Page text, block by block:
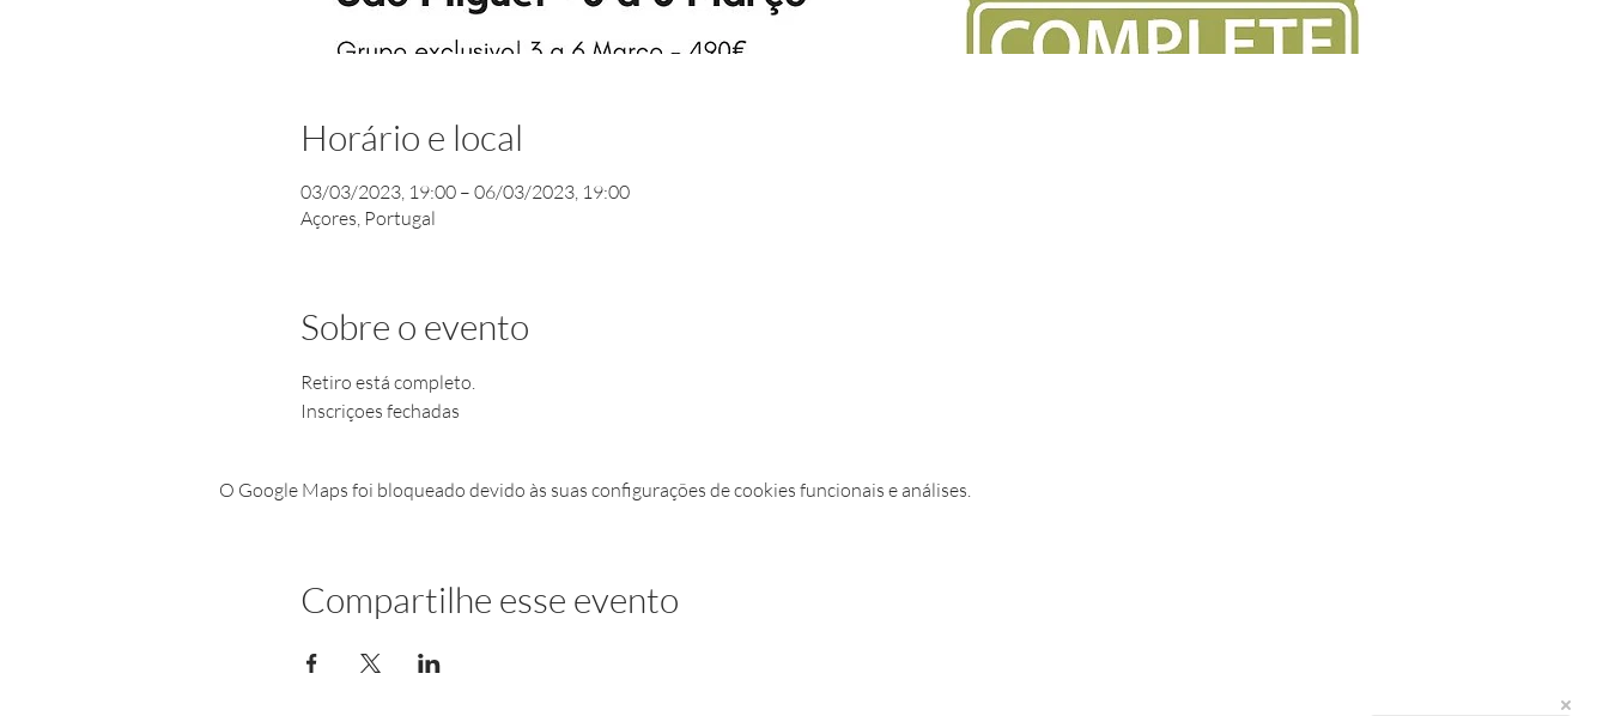
Horário e local
03/03/2023, 19:00 – 06/03/2023, 19:00
Açores, Portugal
Sobre o evento
Retiro está completo.
Inscriçoes fechadas
O Google Maps foi bloqueado devido às suas configurações de cookies funcionais e análises.
Compartilhe esse evento